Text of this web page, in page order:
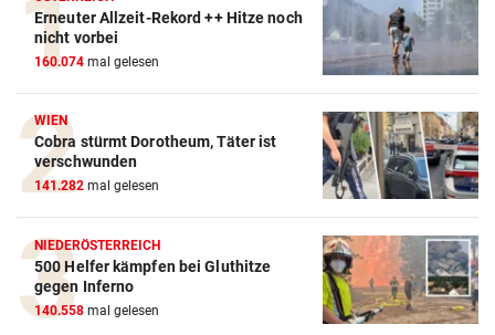
Erneuter Allzeit-Rekord ++ Hitze noch
nicht vorbei
160.074 mal gelesen
WIEN
Cobra stürmt Dorotheum, Täter ist
verschwunden
141.282 mal gelesen
NIEDERÖSTERREICH
500 Helfer kämpfen bei Gluthitze
gegen Inferno
140.558 mal gelesen